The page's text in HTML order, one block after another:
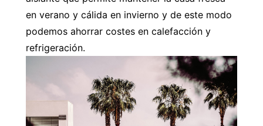
en verano y cálida en invierno y de este modo
podemos ahorrar costes en calefacción y
refrigeración.